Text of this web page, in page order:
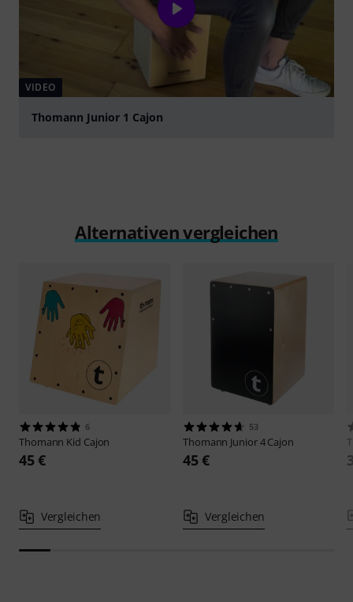
VIDEO
Thomann Junior 1 Cajon
Alternativen vergleichen
6
Thomann Kid Cajon
45 €
Vergleichen
53
Thomann Junior 4 Cajon
45 €
Vergleichen